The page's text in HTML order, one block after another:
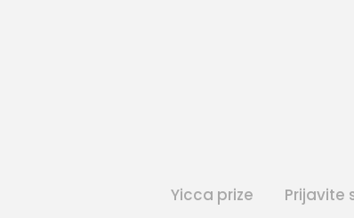
Yicca prize Prijavite